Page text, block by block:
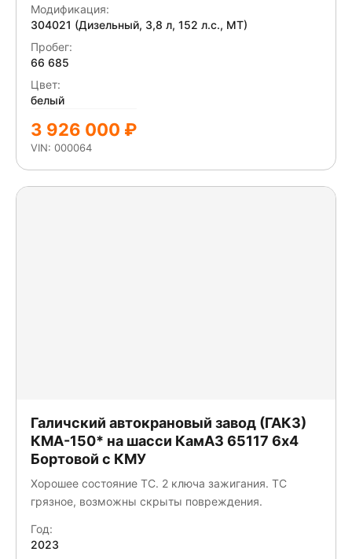
Модификация:
304021 (Дизельный, 3,8 л, 152 л.с., МТ)
Пробег:
66 685
Цвет:
белый
3 926 000 ₽
VIN: 000064
Галичский автокрановый завод (ГАКЗ)
КМА-150* на шасси КамАЗ 65117 6x4
Бортовой с КМУ
Хорошее состояние ТС. 2 ключа зажигания. ТС
грязное, возможны скрыты повреждения.
Год:
2023